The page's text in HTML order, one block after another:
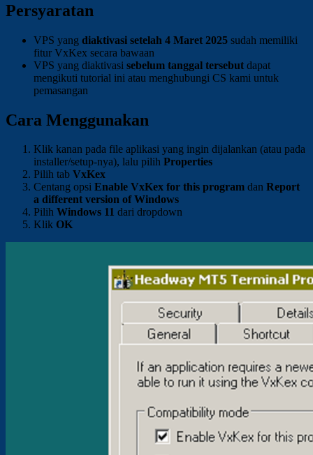
Persyaratan
VPS yang diaktivasi setelah 4 Maret 2025 sudah memiliki
fitur VxKex secara bawaan
VPS yang diaktivasi sebelum tanggal tersebut dapat
mengikuti tutorial ini atau menghubungi CS kami untuk
pemasangan
Cara Menggunakan
Klik kanan pada file aplikasi yang ingin dijalankan (atau pada
installer/setup-nya), lalu pilih Properties
Pilih tab VxKex
Centang opsi Enable VxKex for this program dan Report
a different version of Windows
Pilih Windows 11 dari dropdown
Klik OK